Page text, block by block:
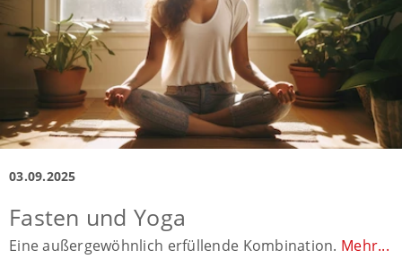
03.09.2025
Fasten und Yoga
Eine außergewöhnlich erfüllende Kombination. Mehr...